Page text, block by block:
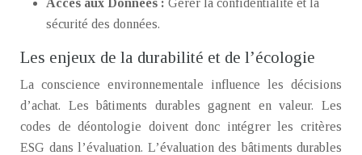
Accès aux Données : Gérer la confidentialité et la
sécurité des données.
Les enjeux de la durabilité et de l’écologie
La conscience environnementale influence les décisions
d’achat. Les bâtiments durables gagnent en valeur. Les
codes de déontologie doivent donc intégrer les critères
ESG dans l’évaluation. L’évaluation des bâtiments durables